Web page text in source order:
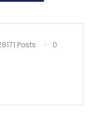
Posts
0